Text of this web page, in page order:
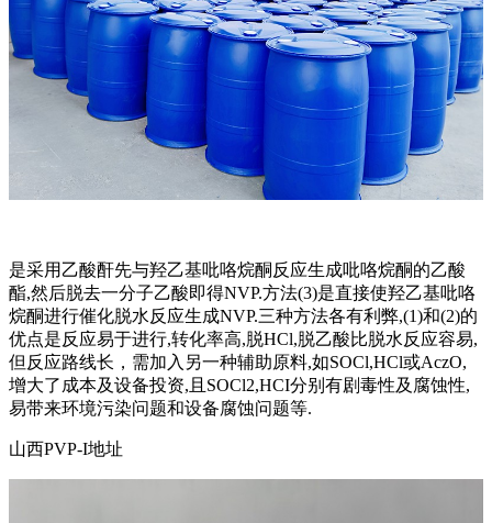
是采用乙酸酐先与羟乙基吡咯烷酮反应生成吡咯烷酮的乙酸
酯,然后脱去一分子乙酸即得NVP.方法(3)是直接使羟乙基吡咯
烷酮进行催化脱水反应生成NVP.三种方法各有利弊,(1)和(2)的
优点是反应易于进行,转化率高,脱HCl,脱乙酸比脱水反应容易,
但反应路线长，需加入另一种辅助原料,如SOCl,HCl或AczO,
增大了成本及设备投资,且SOCl2,HCI分别有剧毒性及腐蚀性,
易带来环境污染问题和设备腐蚀问题等.
山西PVP-I地址